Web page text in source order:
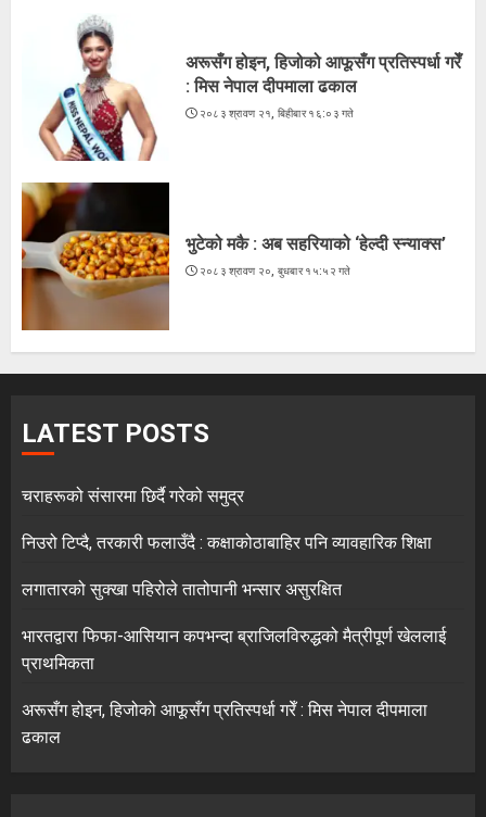
अरूसँग होइन, हिजोको आफूसँग प्रतिस्पर्धा गरेँ
: मिस नेपाल दीपमाला ढकाल
२०८३ श्रावण २१, बिहीबार १६:०३ गते
भुटेको मकै : अब सहरियाको ‘हेल्दी स्न्याक्स’
२०८३ श्रावण २०, बुधबार १५:५२ गते
LATEST POSTS
चराहरूको संसारमा छिर्दै गरेको समुद्र
निउरो टिप्दै, तरकारी फलाउँदै : कक्षाकोठाबाहिर पनि व्यावहारिक शिक्षा
लगातारको सुक्खा पहिरोले तातोपानी भन्सार असुरक्षित
भारतद्वारा फिफा-आसियान कपभन्दा ब्राजिलविरुद्धको मैत्रीपूर्ण खेललाई
प्राथमिकता
अरूसँग होइन, हिजोको आफूसँग प्रतिस्पर्धा गरेँ : मिस नेपाल दीपमाला
ढकाल